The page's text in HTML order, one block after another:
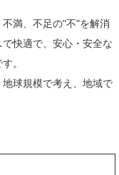
満、不足の"不"を解消
快適で、安心・安全な
。
球規模で考え、地域で